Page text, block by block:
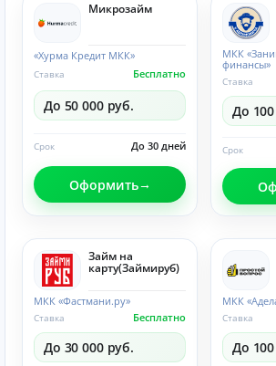
Микрозайм
«Хурма Кредит МКК»
Бесплатно
Ставка
До 50 000 руб.
До 30 дней
Срок
Оформить
МКК
финансы»
Ставка
До
Срок
Займ на
карту(Займируб)
МКК «Фастмани.ру»
Бесплатно
Ставка
До 30 000 руб.
МКК
Ставка
До